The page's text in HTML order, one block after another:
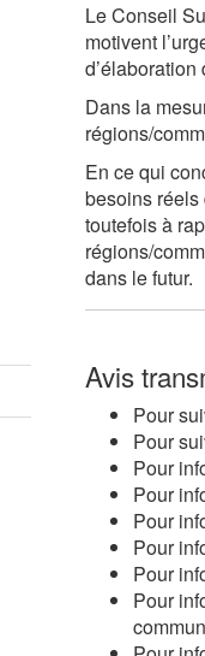
Le Conseil
motivent
Dans la
régions/
En ce qui
besoins réels
toutefois à
régions/
dans le futur.
Avis
Pour
Pour
Pour
Pour
Pour
Pour
Pour
Pour